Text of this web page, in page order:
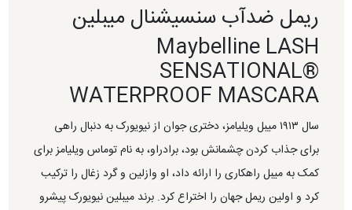
ریمل ضدآب سنسیشنال میبلین
Maybelline LASH
SENSATIONAL®
WATERPROOF MASCARA
سال ۱۹۱۳ میبل ویلیامز، دختری جوان از نیویورک به دنبال راهی
برای جذاب کردن چشمانش بود، برادراو، به نام توماس ویلیامز برای
کمک به میبل راهکاری را ارائه داد، او وازلین و گرد زغال را ترکیب
کرد و اولین ریمل جهان را اختراع کرد. برند میبلین نیویورک پیشرو